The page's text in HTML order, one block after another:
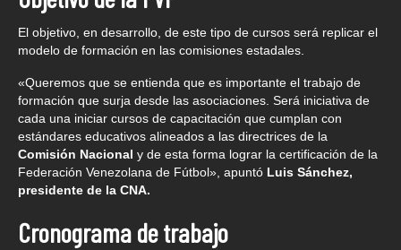
El objetivo, en desarrollo, de este tipo de cursos será replicar el
modelo de formación en las comisiones estadales.
«Queremos que se entienda que es importante el trabajo de
formación que surja desde las asociaciones. Será iniciativa de
cada una iniciar cursos de capacitación que cumplan con
estándares educativos alineados a las directrices de la
Comisión Nacional y de esta forma lograr la certificación de la
Federación Venezolana de Fútbol», apuntó Luis Sánchez,
presidente de la CNA.
Cronograma de trabajo